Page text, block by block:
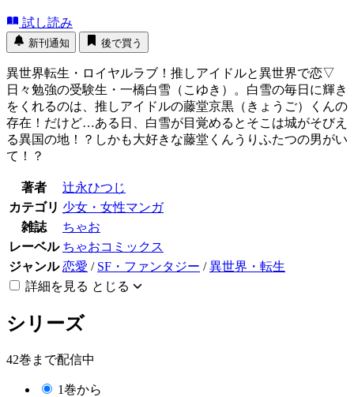
試し読み
新刊通知 後で買う
異世界転生・ロイヤルラブ！推しアイドルと異世界で恋▽
日々勉強の受験生・一橋白雪（こゆき）。白雪の毎日に輝き
をくれるのは、推しアイドルの藤堂京黒（きょうご）くんの
存在！だけど…ある日、白雪が目覚めるとそこは城がそびえ
る異国の地！？しかも大好きな藤堂くんうりふたつの男がい
て！？
著者
辻永ひつじ
カテゴリ 少女・女性マンガ
雑誌
ちゃお
レーベル ちゃおコミックス
ジャンル 恋愛 / SF・ファンタジー /異世界・転生
詳細を見る とじる
シリーズ
42巻まで配信中
1巻から